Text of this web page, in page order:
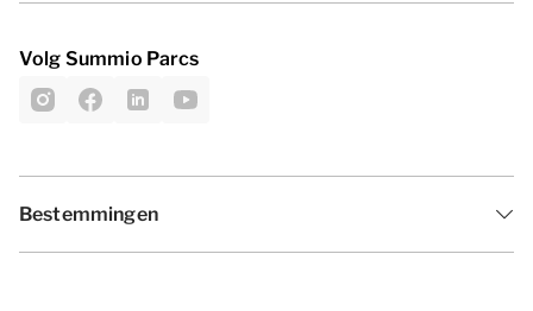
Volg Summio Parcs
Bestemmingen